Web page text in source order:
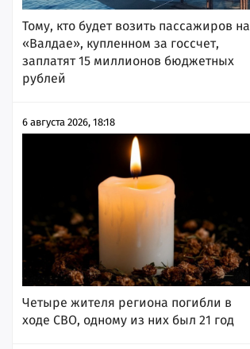
Тому, кто будет возить пассажиров на
«Валдае», купленном за госсчет,
заплатят 15 миллионов бюджетных
рублей
6 августа 2026, 18:18
Четыре жителя региона погибли в
ходе СВО, одному из них был 21 год